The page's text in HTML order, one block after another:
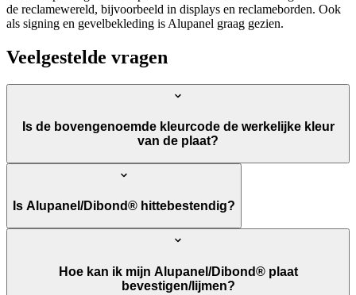
de reclamewereld, bijvoorbeeld in displays en reclameborden. Ook
als signing en gevelbekleding is Alupanel graag gezien.
Veelgestelde vragen
Is de bovengenoemde kleurcode de werkelijke kleur
van de plaat?
Is Alupanel/Dibond® hittebestendig?
Hoe kan ik mijn Alupanel/Dibond® plaat
bevestigen/lijmen?